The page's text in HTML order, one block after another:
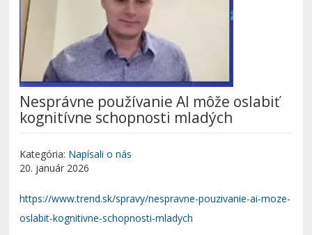
Nesprávne používanie AI môže oslabiť
kognitívne schopnosti mladých
Kategória: Napísali o nás
20. január 2026
https://www.trend.sk/spravy/nespravne-pouzivanie-ai-moze-
oslabit-kognitivne-schopnosti-mladych